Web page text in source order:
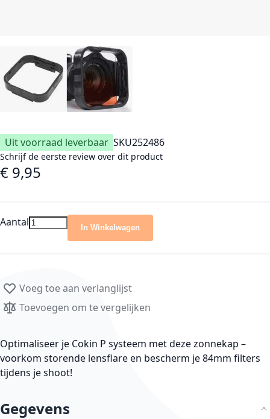
Uit voorraad leverbaar SKU252486
Schrijf de eerste review over dit product
€ 9,95
Aantal In Winkelwagen
Voeg toe aan verlanglijst
Toevoegen om te vergelijken
Optimaliseer je Cokin P systeem met deze zonnekap –
voorkom storende lensflare en bescherm je 84mm filters
tijdens je shoot!
Gegevens